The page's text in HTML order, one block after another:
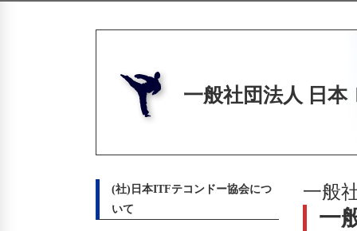
一般社団法人 日
(社)日本ITFテコンドー協会につ
いて
一般
一